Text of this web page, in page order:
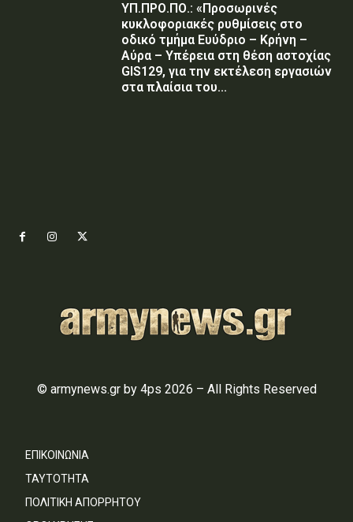
ΥΠ.ΠΡΟ.ΠΟ.: «Προσωρινές
κυκλοφοριακές ρυθμίσεις στο
οδικό τμήμα Ευύδριο – Κρήνη –
Αύρα – Υπέρεια στη θέση αστοχίας
GIS129, για την εκτέλεση εργασιών
στα πλαίσια του...
© armynews.gr by 4ps 2026 – All Rights Reserved
ΕΠΙΚΟΙΝΩΝΙΑ
ΤΑΥΤΟΤΗΤΑ
ΠΟΛΙΤΙΚΗ ΑΠΟΡΡΗΤΟΥ